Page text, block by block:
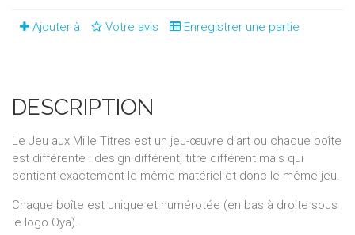
Ajouter à Votre avis Enregistrer une partie
DESCRIPTION
Le Jeu aux Mille Titres est un jeu-œuvre d'art ou chaque boîte
est différente : design différent, titre différent mais qui
contient exactement le même matériel et donc le même jeu.
Chaque boîte est unique et numérotée (en bas à droite sous
le logo Oya).